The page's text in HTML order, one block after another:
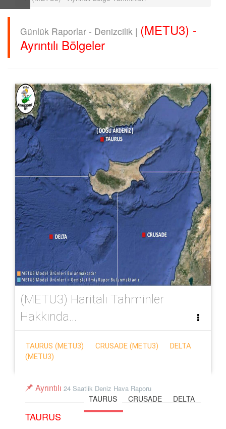
Günlük Raporlar - Denizcilik | (METU3) -
Ayrıntılı Bölgeler
(METU3) Haritalı Tahminler
Hakkında...
TAURUS (METU3) CRUSADE (METU3)
DELTA
(METU3)
Ayrıntılı 24 Saatlik Deniz Hava Raporu
TAURUS CRUSADE DELTA
TAURUS